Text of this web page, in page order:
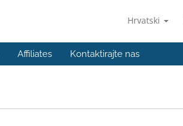
Hrvatski
Affiliates Kontaktirajte nas